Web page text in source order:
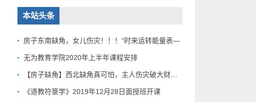
本站头条
房子东南缺角，女儿伤灾！！！“时来运转能量表—
无为教育学院2020年上半年课程安排
《道教符箓学》2019年12月28日面授班开课